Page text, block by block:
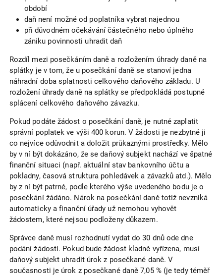
období
daň není možné od poplatníka vybrat najednou
při důvodném očekávání částečného nebo úplného
zániku povinnosti uhradit daň
Rozdíl mezi posečkáním daně a rozložením úhrady daně na
splátky je v tom, že u posečkání daně se stanoví jedna
náhradní doba splatnosti celkového daňového základu. U
rozložení úhrady daně na splátky se předpokládá postupné
splácení celkového daňového závazku.
Pokud podáte žádost o posečkání daně, je nutné zaplatit
správní poplatek ve výši 400 korun. V žádosti je nezbytné ji
co nejvíce odůvodnit a doložit průkaznými prostředky. Mělo
by v ní být dokázáno, že se daňový subjekt nachází ve špatné
finanční situaci (např. aktuální stav bankovního účtu a
pokladny, časová struktura pohledávek a závazků atd.). Mělo
by z ní být patrné, podle kterého výše uvedeného bodu je o
posečkání žádáno. Nárok na posečkání daně totiž nevzniká
automaticky a finanční úřady už nemohou vyhovět
žádostem, které nejsou podloženy důkazem.
Správce daně musí rozhodnutí vydat do 30 dnů ode dne
podání žádosti. Pokud bude žádost kladně vyřízena, musí
daňový subjekt uhradit úrok z posečkané daně. V
současnosti je úrok z posečkané daně 7,05 % (je tedy téměř